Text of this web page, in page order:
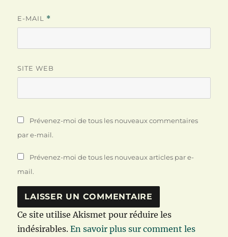
E-MAIL *
SITE WEB
Prévenez-moi de tous les nouveaux commentaires
par e-mail.
Prévenez-moi de tous les nouveaux articles par e-
mail.
Ce site utilise Akismet pour réduire les
indésirables.En savoir plus sur comment les